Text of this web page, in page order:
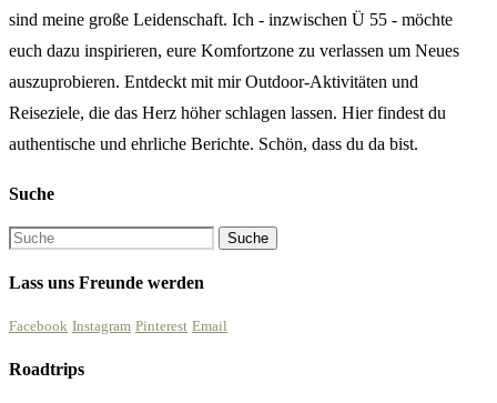
sind meine große Leidenschaft. Ich - inzwischen Ü 55 - möchte
euch dazu inspirieren, eure Komfortzone zu verlassen um Neues
auszuprobieren. Entdeckt mit mir Outdoor-Aktivitäten und
Reiseziele, die das Herz höher schlagen lassen. Hier findest du
authentische und ehrliche Berichte. Schön, dass du da bist.
Suche
Lass uns Freunde werden
Facebook Instagram Pinterest Email
Roadtrips